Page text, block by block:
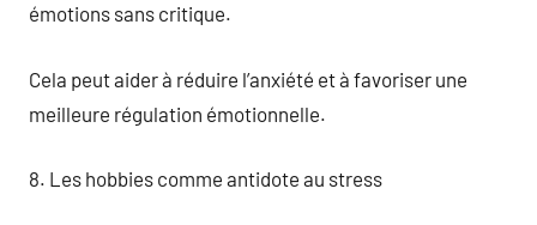
émotions sans critique.
Cela peut aider à réduire l’anxiété et à favoriser une
meilleure régulation émotionnelle.
8. Les hobbies comme antidote au stress